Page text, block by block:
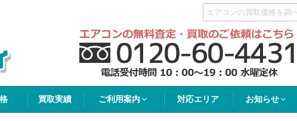
買取実績 ご利用案内 対応エリア お知らせ